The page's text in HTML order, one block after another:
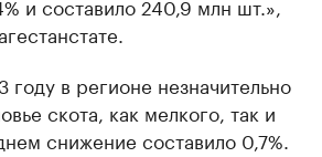
в регионе незначительно
скота, как мелкого, так и
снижение составило 0,7%.